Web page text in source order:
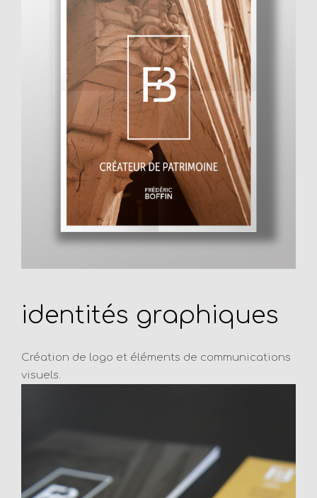
identités graphiques
Création de logo et éléments de communications
visuels.